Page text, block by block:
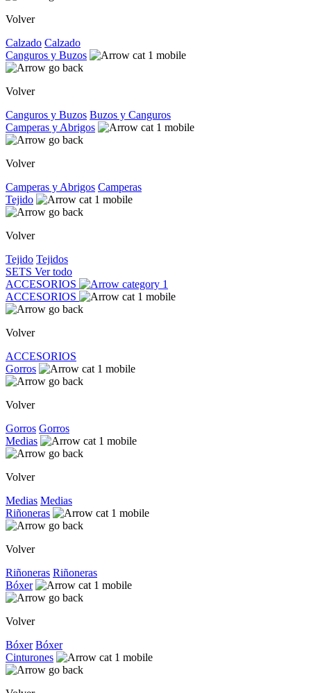
Volver
Calzado Calzado
Canguros y Buzos
Volver
Canguros y Buzos Buzos y Canguros
Camperas y Abrigos
Volver
Camperas y Abrigos Camperas
Tejido
Volver
Tejido Tejidos
SETS Ver todo
ACCESORIOS
ACCESORIOS
Volver
ACCESORIOS
Gorros
Volver
Gorros Gorros
Medias
Volver
Medias Medias
Riñoneras
Volver
Riñoneras Riñoneras
Bóxer
Volver
Bóxer Bóxer
Cinturones